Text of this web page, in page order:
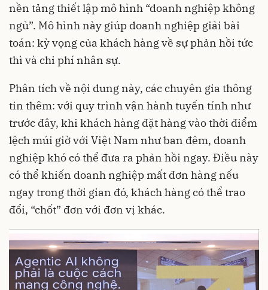
nền tảng thiết lập mô hình “doanh nghiệp không
ngủ”. Mô hình này giúp doanh nghiệp giải bài
toán: kỳ vọng của khách hàng về sự phản hồi tức
thì và chi phí nhân sự.
Phân tích về nội dung này, các chuyên gia thông
tin thêm: với quy trình vận hành tuyến tính như
trước đây, khi khách hàng đặt hàng vào thời điểm
lệch múi giờ với Việt Nam như ban đêm, doanh
nghiệp khó có thể đưa ra phản hồi ngay. Điều này
có thể khiến doanh nghiệp mất đơn hàng nếu
ngay trong thời gian đó, khách hàng có thể trao
đổi, “chốt” đơn với đơn vị khác.